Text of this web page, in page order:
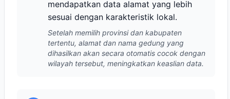
mendapatkan data alamat yang lebih
sesuai dengan karakteristik lokal.
Setelah memilih provinsi dan kabupaten
tertentu, alamat dan nama gedung yang
dihasilkan akan secara otomatis cocok dengan
wilayah tersebut, meningkatkan keaslian data.